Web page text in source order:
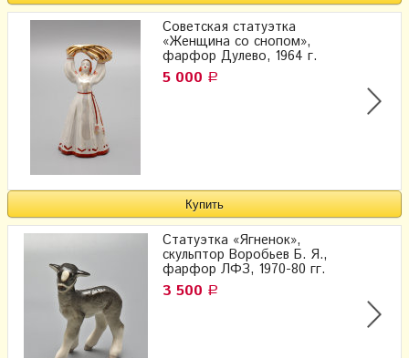
Советская статуэтка
«Женщина со снопом»,
фарфор Дулево, 1964 г.
5 000 Р
Статуэтка «Ягненок»,
скульптор Воробьев Б. Я.,
фарфор ЛФЗ, 1970-80 гг.
3 500 Р